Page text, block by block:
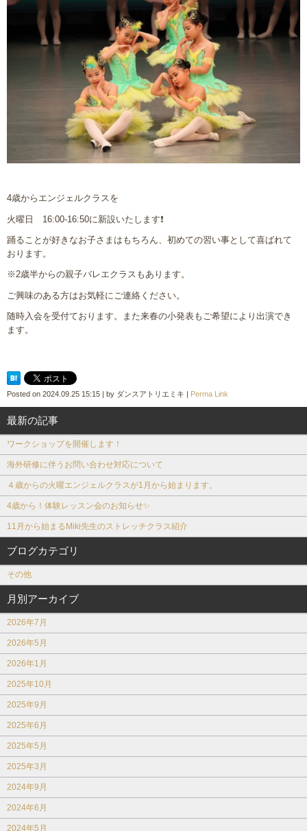
4歳からエンジェルクラスを
火曜日 16:00-16:50に新設いたします❗️
踊ることが好きなお子さまはもちろん、初めての習い事として喜ばれて
おります。
※2歳半からの親子バレエクラスもあります。
ご興味のある方はお気軽にご連絡ください。
随時入会を受付ております。また来春の小発表もご希望により出演でき
ます。
Posted on 2024.09.25 15:15 | by ダンスアトリエミキ | Perma Link
最新の記事
ワークショップを開催します！
海外研修に伴うお問い合わせ対応について
４歳からの火曜エンジェルクラスが1月から始まります。
4歳から！体験レッスン会のお知らせ✨
11月から始まるMiki先生のストレッチクラス紹介
ブログカテゴリ
その他
月別アーカイブ
2026年7月
2026年5月
2026年1月
2025年10月
2025年9月
2025年6月
2025年5月
2025年3月
2024年9月
2024年6月
2024年5月